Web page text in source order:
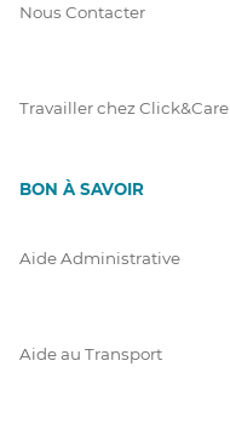
Nous Contacter
Travailler chez Click&Care
BON À SAVOIR
Aide Administrative
Aide au Transport